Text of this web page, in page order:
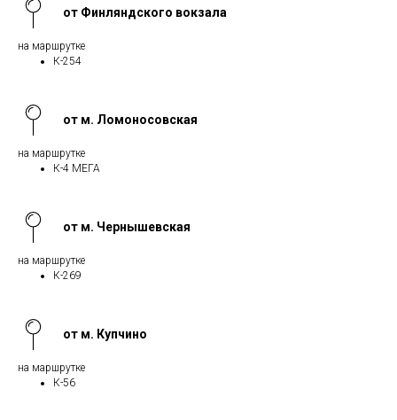
от Финляндского вокзала
на маршрутке
К-254
от м. Ломоносовская
на маршрутке
К-4 МЕГА
от м. Чернышевская
на маршрутке
К-269
от м. Купчино
на маршрутке
К-56